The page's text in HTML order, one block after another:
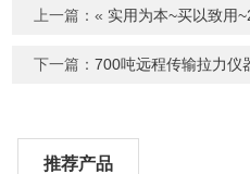
上一篇：« 实用为本~买以致用
下一篇：700吨远程传输拉力仪
推荐产品